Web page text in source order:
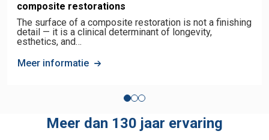
composite restorations
The surface of a composite restoration is not a finishing
detail — it is a clinical determinant of longevity,
esthetics, and…
Meer informatie
Meer dan 130 jaar ervaring